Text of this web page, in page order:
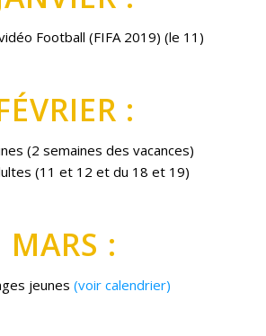
Football (FIFA 2019) (le 11)
:
(2 semaines des vacances)
(11 et 12 et du 18 et 19)
MARS :
jeunes (voir calendrier)